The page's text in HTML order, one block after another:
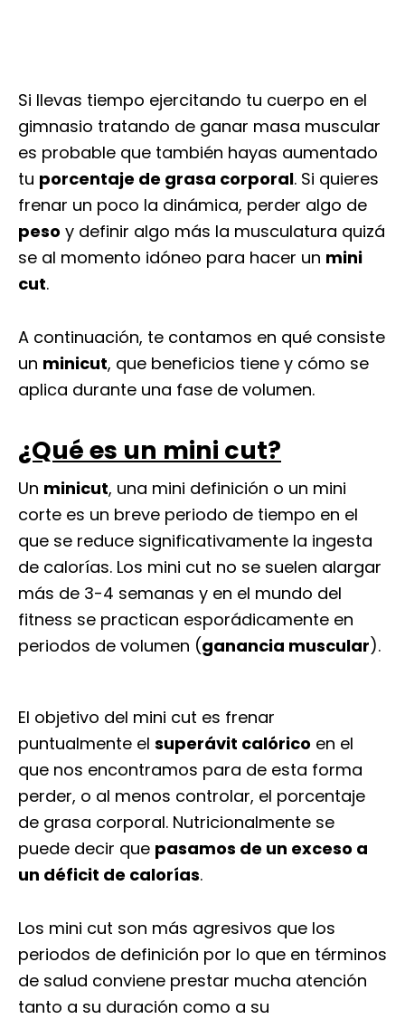
Si llevas tiempo ejercitando tu cuerpo en el
gimnasio tratando de ganar masa muscular
es probable que también hayas aumentado
tu porcentaje de grasa corporal. Si quieres
frenar un poco la dinámica, perder algo de
peso y definir algo más la musculatura quizá
se al momento idóneo para hacer un mini
cut.
A continuación, te contamos en qué consiste
un minicut, que beneficios tiene y cómo se
aplica durante una fase de volumen.
¿Qué es un mini cut?
Un minicut, una mini definición o un mini
corte es un breve periodo de tiempo en el
que se reduce significativamente la ingesta
de calorías. Los mini cut no se suelen alargar
más de 3-4 semanas y en el mundo del
fitness se practican esporádicamente en
periodos de volumen (ganancia muscular).
El objetivo del mini cut es frenar
puntualmente el superávit calórico en el
que nos encontramos para de esta forma
perder, o al menos controlar, el porcentaje
de grasa corporal. Nutricionalmente se
puede decir que pasamos de un exceso a
un déficit de calorías.
Los mini cut son más agresivos que los
periodos de definición por lo que en términos
de salud conviene prestar mucha atención
tanto a su duración como a su